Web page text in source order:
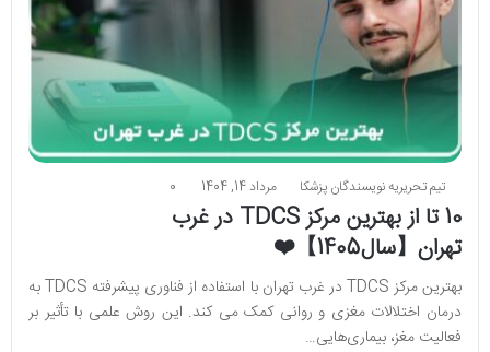
تیم تحریریه نویسندگان پزشکا مرداد 14, 1404 0
10 تا از بهترین مرکز TDCS در غرب
تهران【سال1405】❤️
بهترین مرکز TDCS در غرب تهران با استفاده از فناوری پیشرفته TDCS به
درمان اختلالات مغزی و روانی کمک می کند. این روش علمی با تأثیر بر
فعالیت مغز، بیماری‌هایی…